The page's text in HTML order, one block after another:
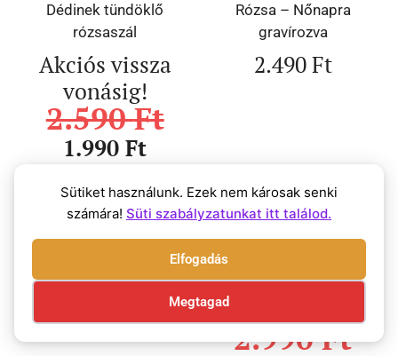
Sütiket használunk. Ezek nem károsak senki
számára! Süti szabályzatunkat itt találod.
Elfogadás
Megtagad
Dédinek tündöklő
rózsaszál
Akciós vissza
vonásig!
2.590Ft
1.990Ft
Rózsa – Nőnapra
gravírozva
2.490Ft
Rózsa – Nőnapra
Rózsa – Szeretettel
2.990Ft